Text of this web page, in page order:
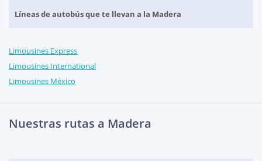
Líneas de autobús que te llevan a la Madera
Limousines Express
Limousines International
Limousines México
Nuestras rutas a Madera